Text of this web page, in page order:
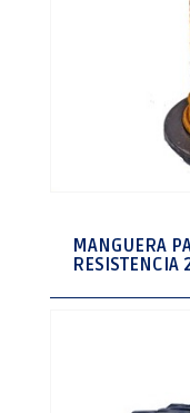
MANGUERA
RESISTENCIA